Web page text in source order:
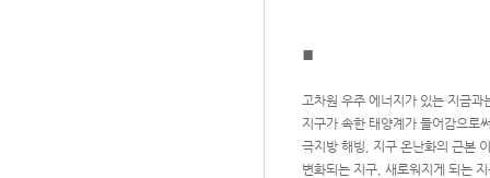
■
고차원 우주 에너지가 있는 지금과
지구가 속한 태양계가 들어감으로
극지방 해빙, 지구 온난화의 근본
변화되는 지구, 새로워지게 되는